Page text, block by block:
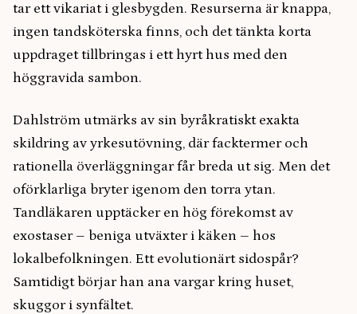
tar ett vikariat i glesbygden. Resurserna är knappa,
ingen tandsköterska finns, och det tänkta korta
uppdraget tillbringas i ett hyrt hus med den
höggravida sambon.
Dahlström utmärks av sin byråkratiskt exakta
skildring av yrkesutövning, där facktermer och
rationella överläggningar får breda ut sig. Men det
oförklarliga bryter igenom den torra ytan.
Tandläkaren upptäcker en hög förekomst av
exostaser – beniga utväxter i käken – hos
lokalbefolkningen. Ett evolutionärt sidospår?
Samtidigt börjar han ana vargar kring huset,
skuggor i synfältet.